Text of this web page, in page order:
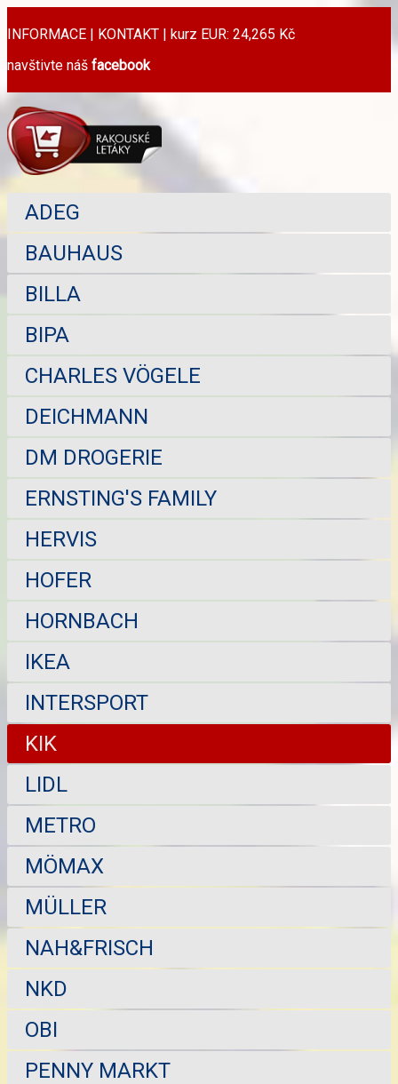
INFORMACE | KONTAKT | kurz EUR: 24,265 Kč
navštivte náš facebook
ADEG
BAUHAUS
BILLA
BIPA
CHARLES VÖGELE
DEICHMANN
DM DROGERIE
ERNSTING'S FAMILY
HERVIS
HOFER
HORNBACH
IKEA
INTERSPORT
KIK
LIDL
METRO
MÖMAX
MÜLLER
NAH&FRISCH
NKD
OBI
PENNY MARKT